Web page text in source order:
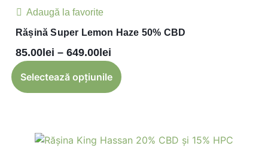
Adaugă la favorite
Rășină Super Lemon Haze 50% CBD
85.00 lei – 649.00 lei
Selectează opțiunile